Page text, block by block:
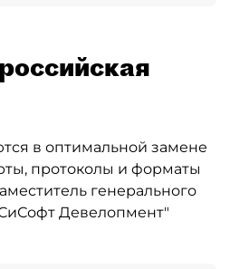
в оптимальной замене
протоколы и форматы
генерального
Девелопмент"